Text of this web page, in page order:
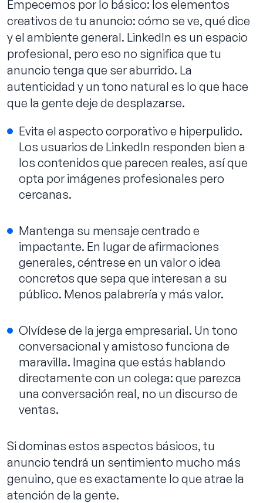
Empecemos por lo básico: los elementos
creativos de tu anuncio: cómo se ve, qué dice
y el ambiente general. LinkedIn es un espacio
profesional, pero eso no significa que tu
anuncio tenga que ser aburrido. La
autenticidad y un tono natural es lo que hace
que la gente deje de desplazarse.
Evita el aspecto corporativo e hiperpulido.
Los usuarios de LinkedIn responden bien a
los contenidos que parecen reales, así que
opta por imágenes profesionales pero
cercanas.
Mantenga su mensaje centrado e
impactante. En lugar de afirmaciones
generales, céntrese en un valor o idea
concretos que sepa que interesan a su
público. Menos palabrería y más valor.
Olvídese de la jerga empresarial. Un tono
conversacional y amistoso funciona de
maravilla. Imagina que estás hablando
directamente con un colega: que parezca
una conversación real, no un discurso de
ventas.
Si dominas estos aspectos básicos, tu
anuncio tendrá un sentimiento mucho más
genuino, que es exactamente lo que atrae la
atención de la gente.